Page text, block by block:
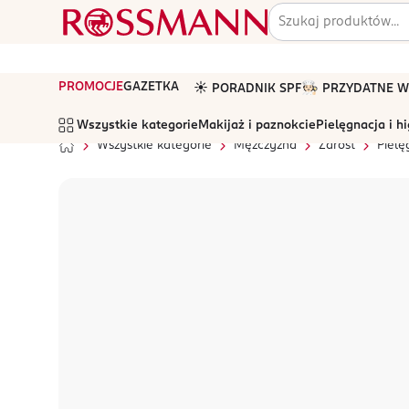
PROMOCJEGAZETKA ☀️ PORADNIK SPF🧑🏻‍🍳 PRZYDATNE
Wszystkie kategorie Makijaż i paznokcie Pielęgnacja i
Wszystkie kategorie
Mężczyzna Zarost